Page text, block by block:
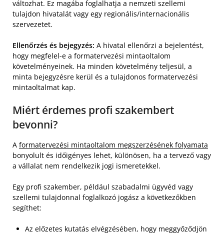
változhat. Ez magába foglalhatja a nemzeti szellemi
tulajdon hivatalát vagy egy regionális/internacionális
szervezetet.
Ellenőrzés és bejegyzés: A hivatal ellenőrzi a bejelentést,
hogy megfelel-e a formatervezési mintaoltalom
követelményeinek. Ha minden követelmény teljesül, a
minta bejegyzésre kerül és a tulajdonos formatervezési
mintaoltalmat kap.
Miért érdemes profi szakembert
bevonni?
A formatervezési mintaoltalom megszerzésének folyamata
bonyolult és időigényes lehet, különösen, ha a tervező vagy
a vállalat nem rendelkezik jogi ismeretekkel.
Egy profi szakember, például szabadalmi ügyvéd vagy
szellemi tulajdonnal foglalkozó jogász a következőkben
segíthet:
Az előzetes kutatás elvégzésében, hogy meggyőződjön